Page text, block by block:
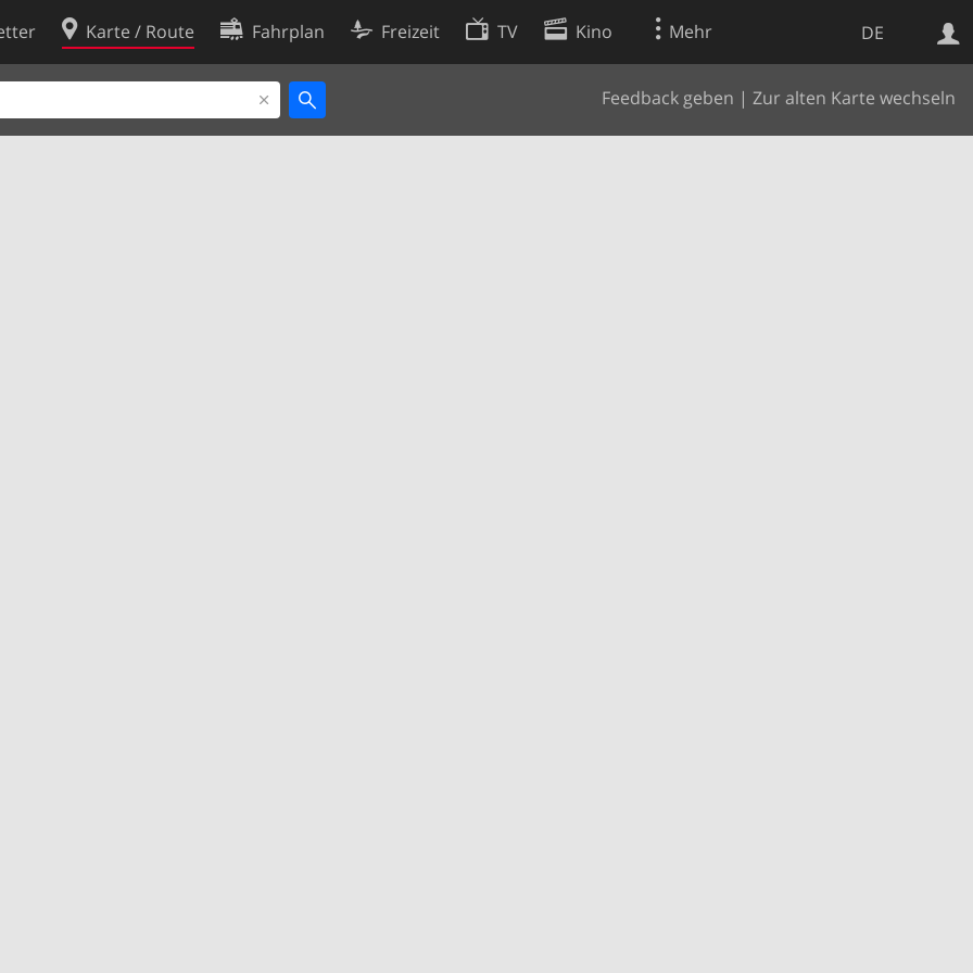
DE
Karte / Route Fahrplan Freizeit TV Kino Mehr
Feedback geben | Zur alten Karte wechseln
Websuche
Cookie-Richtlinie
Cookie-Einstellungen